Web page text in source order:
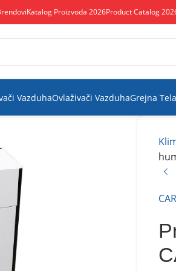
Katalog Proizvoda 2026Product Catalog
VazduhaOvlaživači VazduhaGrejna Tela